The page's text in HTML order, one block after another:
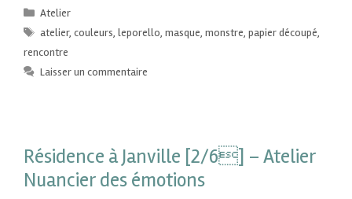
Atelier
atelier,couleurs,leporello,masque,monstre,papier découpé,
rencontre
Laisser un commentaire
Résidence à Janville [2/6] – Atelier
Nuancier des émotions